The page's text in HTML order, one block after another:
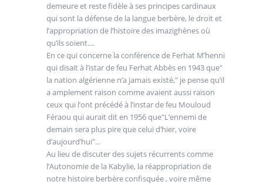
demeure et reste fidèle à ses principes cardinaux
qui sont la défense de la langue berbère, le droit et
l’appropriation de l’histoire des imazighènes où
qu’ils soient....
En ce qui concerne la conférence de Ferhat M’henni
qui disait à l’istar de feu Ferhat Abbès en 1943 que"
la nation algérienne n’a jamais existé," je pense qu’il
a amplement raison comme avaient aussi raison
ceux qui l’ont précédé à l’instar de feu Mouloud
Féraou qui aurait dit en 1956 que"L’ennemi de
demain sera plus pire que celui d’hier, voire
d’aujourd’hui"...
Au lieu de discuter des sujets récurrents comme
l’Autonomie de la Kabylie, la réappropriation de
notre histoire berbère confisquée , voire même